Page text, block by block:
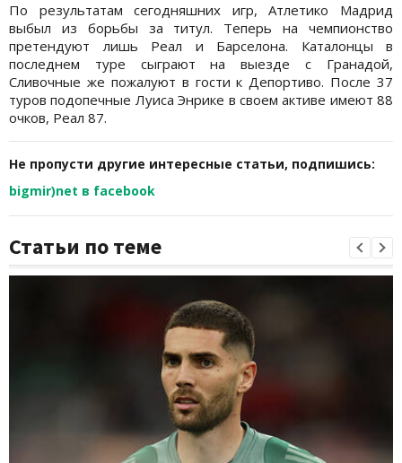
По результатам сегодняшних игр, Атлетико Мадрид
выбыл из борьбы за титул. Теперь на чемпионство
претендуют лишь Реал и Барселона. Каталонцы в
последнем туре сыграют на выезде с Гранадой,
Сливочные же пожалуют в гости к Депортиво. После 37
туров подопечные Луиса Энрике в своем активе имеют 88
очков, Реал 87.
Не пропусти другие интересные статьи, подпишись:
bigmir)net в facebook
Статьи по теме